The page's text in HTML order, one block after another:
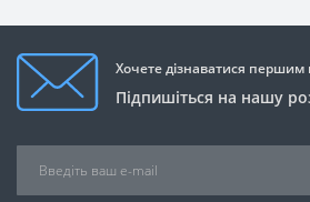
Хочете дізнаватися першим
Підпишіться на нашу